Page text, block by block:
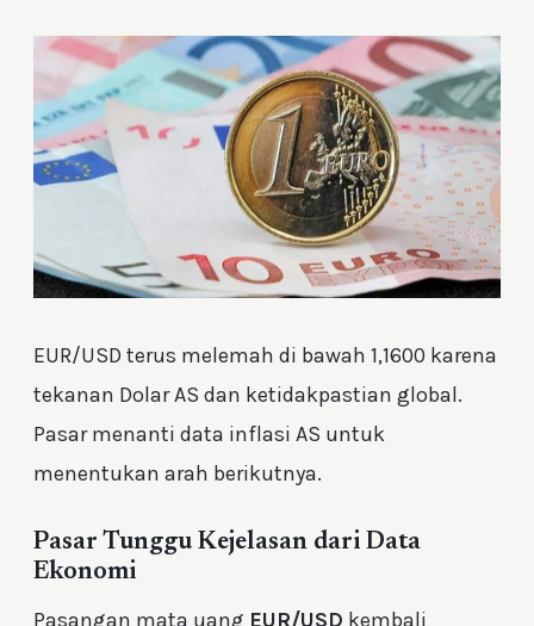
EUR/USD terus melemah di bawah 1,1600 karena
tekanan Dolar AS dan ketidakpastian global.
Pasar menanti data inflasi AS untuk
menentukan arah berikutnya.
Pasar Tunggu Kejelasan dari Data
Ekonomi
Pasangan mata uang EUR/USD kembali